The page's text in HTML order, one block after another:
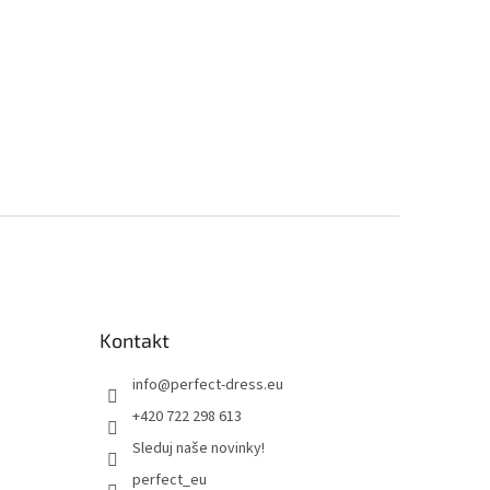
Kontakt
info@perfect-dress.eu
+420 722 298 613
Sleduj naše novinky!
perfect_eu